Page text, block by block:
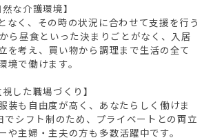
な介護環境】
なく、その時の状況に合わせて支援を行う
ら昼食といった決まりごとがなく、入居
を考え、買い物から調理まで生活の全て
境で働けます。
した職場づくり】
装も自由度が高く、あなたらしく働けま
でシフト制のため、プライベートとの両立
や主婦・主夫の方も多数活躍中です。